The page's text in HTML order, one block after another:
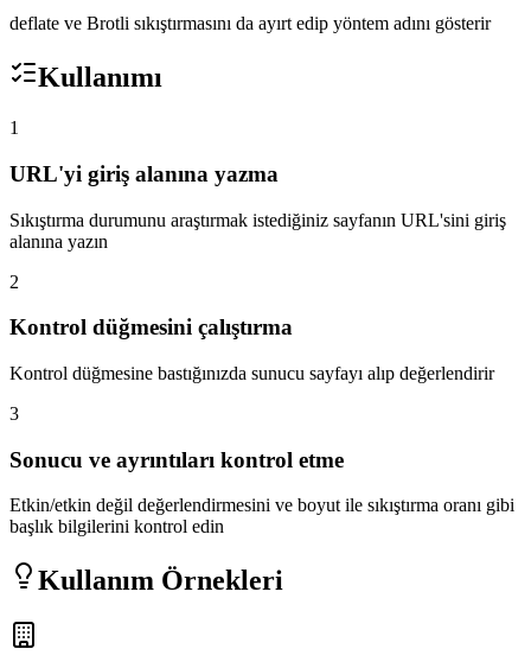
deflate ve Brotli sıkıştırmasını da ayırt edip yöntem adını gösterir
Kullanımı
1
URL'yi giriş alanına yazma
Sıkıştırma durumunu araştırmak istediğiniz sayfanın URL'sini giriş
alanına yazın
2
Kontrol düğmesini çalıştırma
Kontrol düğmesine bastığınızda sunucu sayfayı alıp değerlendirir
3
Sonucu ve ayrıntıları kontrol etme
Etkin/etkin değil değerlendirmesini ve boyut ile sıkıştırma oranı gibi
başlık bilgilerini kontrol edin
Kullanım Örnekleri